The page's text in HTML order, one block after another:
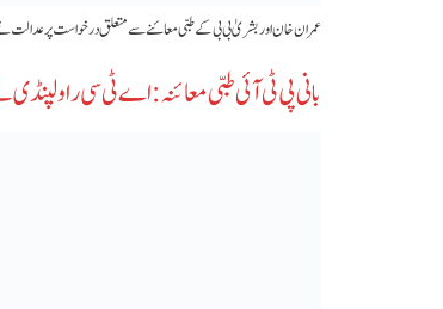
عمران خان اور بشریٰ بی بی کے طبی معائنے سے متعلق درخواست پر عدالت
بانی پی ٹی آئی طبی معائنہ: اے ٹی سی